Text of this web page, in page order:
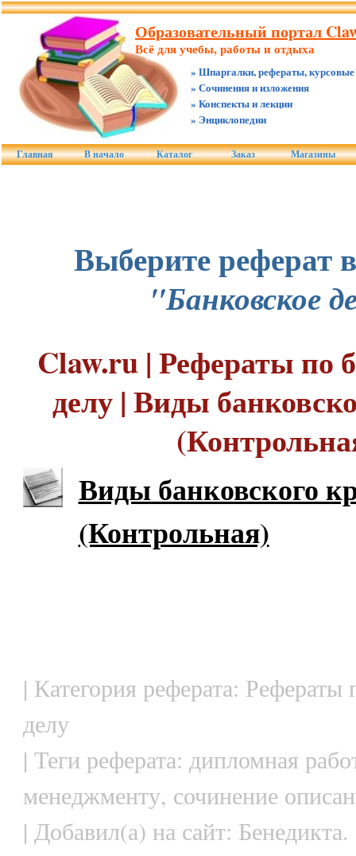
Образовательный портал
Всё для учебы, работы и отдыха
» Шпаргалки, рефераты, курсовые
» Сочинения и изложения
» Конспекты и лекции
» Энциклопедии
Главная В начало Каталог Заказ Магазины
Выберите реферат
"Банковское
Claw.ru | Рефераты по
делу | Виды
Виды банковского
(Контрольная)
| Категория реферата: Рефераты
делу
| Теги реферата: дипломная
менеджменту, сочинение
| Добавил(а) на сайт: Бенедикта.